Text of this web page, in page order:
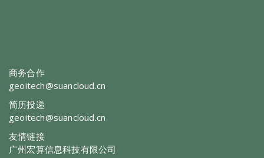
商务合作
geoitech@suancloud.cn
简历投递
geoitech@suancloud.cn
友情链接
广州宏算信息科技有限公司